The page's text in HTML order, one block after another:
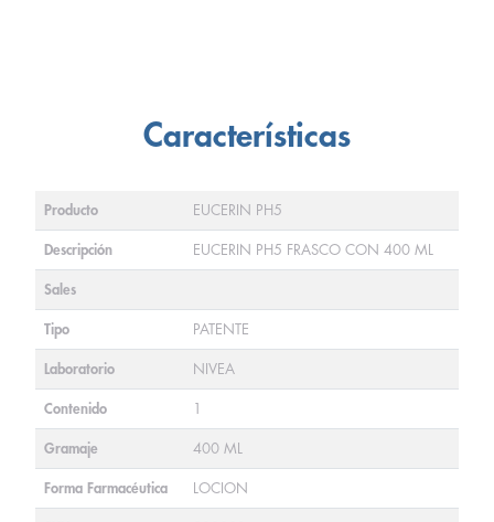
Características
Producto EUCERIN PH5
Descripción EUCERIN PH5 FRASCO CON 400 ML
Sales
Tipo PATENTE
Laboratorio NIVEA
Contenido 1
Gramaje 400 ML
Forma Farmacéutica LOCION